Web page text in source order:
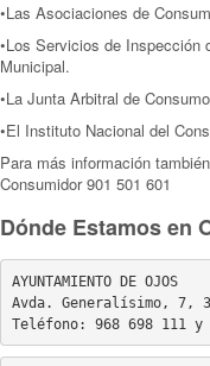
•Las Asociaciones de
•Los Servicios de Inspección
Municipal.
•La Junta Arbitral de
•El Instituto Nacional del
Para más información
Consumidor 901 501 601
Dónde Estamos en
AYUNTAMIENTO DE OJOS
Avda. Generalísimo, 7,
Teléfono: 968 698 111 y